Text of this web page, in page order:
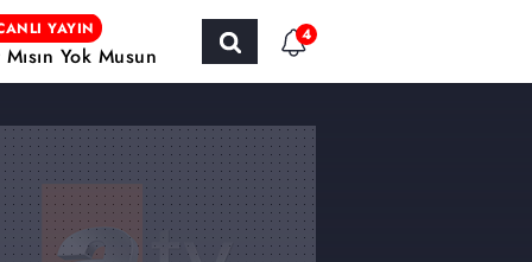
YAYIN
Yok Musun
4